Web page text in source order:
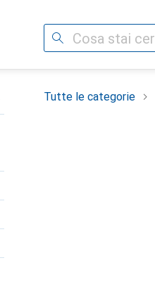
Cerca
Tutte le categorie